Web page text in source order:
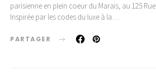
parisienne en plein coeur du Marais, au 125
Inspirée par les codes du luxe à la…
PARTAGER